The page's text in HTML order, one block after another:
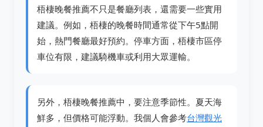
梧棲晚餐推薦不只是餐廳列表，還需要一些實用
建議。例如，梧棲的晚餐時間通常從下午5點開
始，熱門餐廳最好預約。停車方面，梧棲市區停
車位有限，建議騎機車或利用大眾運輸。
另外，梧棲晚餐推薦中，要注意季節性。夏天海
鮮多，但價格可能浮動。我個人會參考台灣觀光